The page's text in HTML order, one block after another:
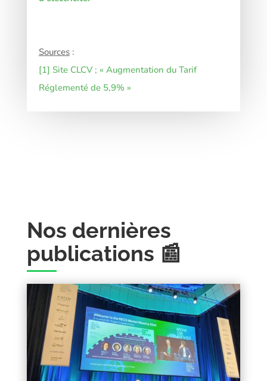
Sources:
[1] Site CLCV ; « Augmentation du Tarif
Réglementé de 5,9% »
Nos dernières
publications 📰